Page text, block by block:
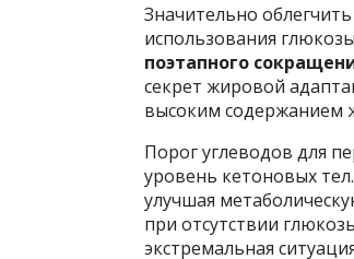
Значительно
использования
поэтапного
секрет жировой
высоким содержанием
Порог углеводов для
уровень кетоновых
улучшая
при отсутствии
экстремальная